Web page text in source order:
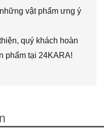
vật phẩm ưng ý
quý khách hoàn
phẩm tại 24KARA!